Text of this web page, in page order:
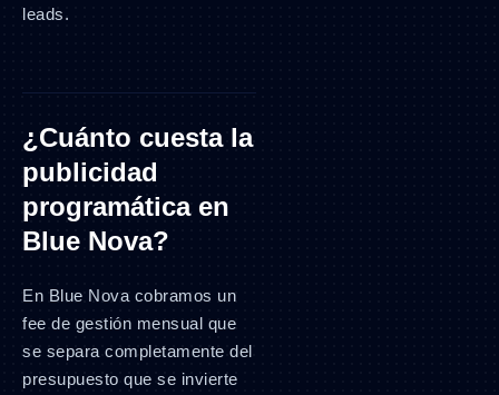
leads.
¿Cuánto cuesta la
publicidad
programática en
Blue Nova?
En Blue Nova cobramos un
fee de gestión mensual que
se separa completamente del
presupuesto que se invierte